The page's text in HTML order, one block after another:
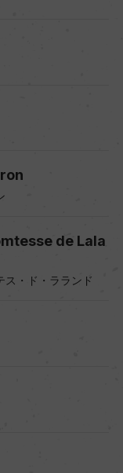
de Lala
ス・ド・ラランド